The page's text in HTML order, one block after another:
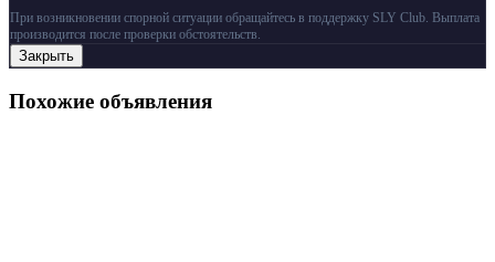
При возникновении спорной ситуации обращайтесь в поддержку SLY Club. Выплата
производится после проверки обстоятельств.
Закрыть
Похожие объявления